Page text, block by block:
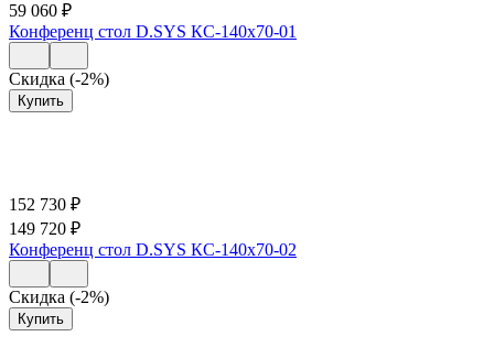
59 060 ₽
Конференц стол D.SYS КС-140х70-01
Скидка (-2%)
Купить
152 730 ₽
149 720 ₽
Конференц стол D.SYS КС-140х70-02
Скидка (-2%)
Купить